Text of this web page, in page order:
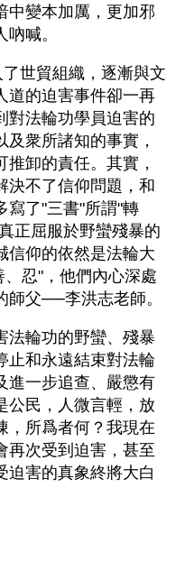
中變本加厲，更加邪
喊。
世貿組織，逐漸與文
道的迫害事件卻一再
對法輪功學員迫害的
衆所諸知的事實，
卸的責任。其實，
決不了信仰問題，和
寫了"三書"所謂"轉
正屈服於野蠻殘暴的
信仰的依然是法輪大
忍"，他們內心深處
師父──李洪志老師。
法輪功的野蠻、殘暴
止和永遠結束對法輪
進一步追查、嚴懲有
公民，人微言輕，放
，所爲者何？我現在
再次受到迫害，甚至
迫害的真象終將大白